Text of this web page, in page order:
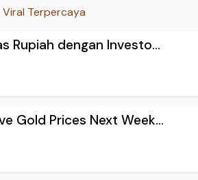
Terpercaya
Rupiah dengan Investo...
Gold Prices Next Week...